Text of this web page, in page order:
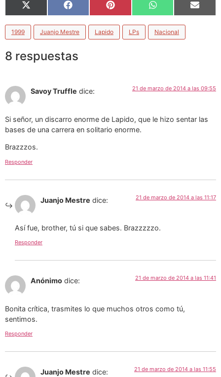
X
(Twitter)
Facebook Pinterest WhatsApp Email
1999 Juanjo Mestre Lapido LPs Nacional
8 respuestas
Savoy Truffle dice: 21 de marzo de 2014 a las 09:55
Si señor, un discarro enorme de Lapido, que le hizo sentar las
bases de una carrera en solitario enorme.
Brazzzos.
Responder
Juanjo Mestre dice: 21 de marzo de 2014 a las 11:17
Así fue, brother, tú si que sabes. Brazzzzzo.
Responder
Anónimo dice: 21 de marzo de 2014 a las 11:41
Bonita crítica, trasmites lo que muchos otros como tú,
sentimos.
Responder
Juanjo Mestre dice: 21 de marzo de 2014 a las 11:55